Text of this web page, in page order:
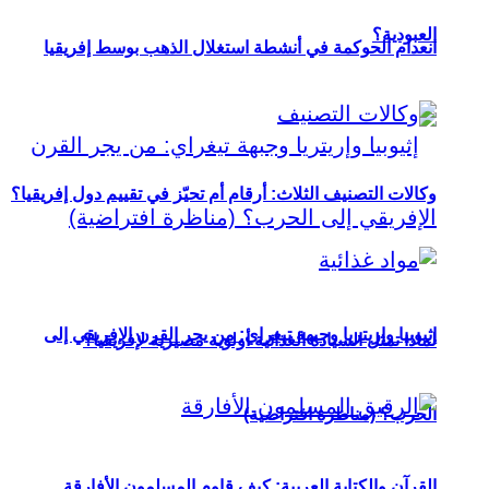
العبودية؟
إثيوبيا وإريتريا وجبهة تيغراي: من يجر القرن الإفريقي إلى
الحرب؟ (مناظرة افتراضية)
انعدام الحوكمة في أنشطة استغلال الذهب بوسط إفريقيا
وكالات التصنيف الثلاث: أرقام أم تحيّز في تقييم دول إفريقيا؟
لماذا تمثل السيادة الغذائية أولوية مصيرية لإفريقيا؟